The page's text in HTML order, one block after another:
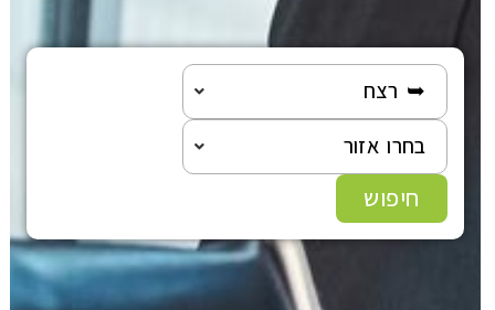
➥ רצח
בחרו אזור
חיפוש